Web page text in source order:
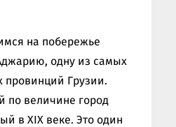
на побережье
одну из самых
провинций Грузии.
по величине город
в XIX веке. Это один